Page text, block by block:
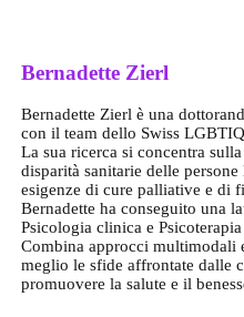
Bernadette Zierl
Bernadette Zierl è una
con il team dello Swiss
La sua ricerca si concentra
disparità sanitarie delle
esigenze di cure palliative e di
Bernadette ha conseguito una
Psicologia clinica e
Combina approcci multimodali
meglio le sfide affrontate dalle
promuovere la salute e il